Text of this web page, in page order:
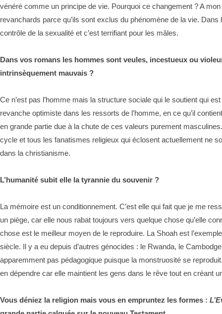
vénéré comme un principe de vie. Pourquoi ce changement ? A
revanchards parce qu’ils sont exclus du phénomène de la vie.
contrôle de la sexualité et c’est terrifiant pour les mâles.
Dans vos romans les hommes sont veules, incestueux ou
intrinsèquement mauvais ?
Ce n’est pas l’homme mais la structure sociale qui le soutient qui
revanche optimiste dans les ressorts de l’homme, en ce qu’il
en grande partie due à la chute de ces valeurs purement
cycle et tous les fanatismes religieux qui éclosent actuellement ne
dans la christianisme.
L’humanité subit elle la tyrannie du souvenir ?
La mémoire est un conditionnement. C’est elle qui fait que je me
un piège, car elle nous rabat toujours vers quelque chose qu’elle
chose est le meilleur moyen de le reproduire. La Shoah est
siècle. Il y a eu depuis d’autres génocides : le Rwanda, le
apparemment pas pédagogique puisque la monstruosité se
en dépendre car elle maintient les gens dans le rêve tout en créant
Vous déniez la religion mais vous en empruntez les formes :